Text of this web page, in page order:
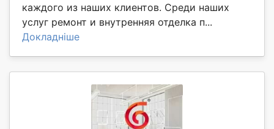
каждого из наших клиентов. Среди наших
услуг ремонт и внутренняя отделка п...
Докладніше